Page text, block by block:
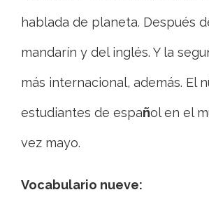
hablada de planeta. Después
mandarín y del inglés. Y la
más internacional, además. El
estudiantes de español en el
vez mayo.
Vocabulario nueve: